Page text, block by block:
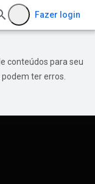
Fazer login
conteúdos para seu
ter erros.